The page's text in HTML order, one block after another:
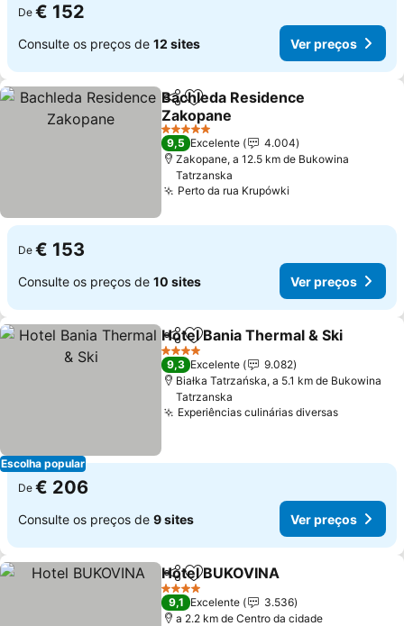
De € 152
Consulte os preços de 12 sites Ver preços
PartilharAdicionar aos favoritos
Bachleda Residence
Zakopane
5 Estrelas
9,5 Excelente
4.004
Zakopane, a 12.5 km de Bukowina
Tatrzanska
Perto da rua Krupówki
De € 153
Consulte os preços de 10 sites Ver preços
Escolha popular
PartilharAdicionar aos favoritos
Hotel Bania Thermal & Ski
4 Estrelas
9,3 Excelente
9.082
Białka Tatrzańska, a 5.1 km de Bukowina
Tatrzanska
Experiências culinárias diversas
De € 206
Consulte os preços de 9 sites Ver preços
PartilharAdicionar aos favoritos
Hotel BUKOVINA
4 Estrelas
9,1 Excelente
3.536
a 2.2 km de Centro da cidade